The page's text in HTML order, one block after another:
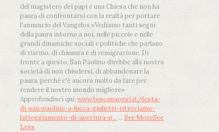
del magistero dei papi è una Chiesa che non ha
paura di confrontarsi con la realtà per portare
l'annuncio del Vangelo».«Vediamo tanti segni
della paura intorno a noi, nelle piccole e nelle
grandi dinamiche sociali e politiche che parlano
di riarmo, di chiusura e di remigrazione. Di
fronte a questo, San Paolino direbbe alla nostra
società di non chiudersi, di abbandonare la
paura, perché c'è ancora molto da fare per
rendere il nostro mondo migliore»
Approfondisci qui: www.toscanaoggi.it/festa-
di-san-paolino-a-lucca-giulietti-ritroviamo-
latteggiamento-di-apertura-p... ... See MoreSee
Less